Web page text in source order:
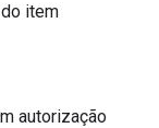
item
autorização